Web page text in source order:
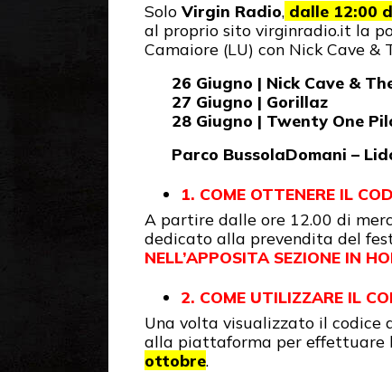
Solo Virgin Radio, dalle 12:00
al proprio sito virginradio.it la
Camaiore (LU) con Nick Cave &
26 Giugno | Nick Cave &
27 Giugno | Gorillaz
28 Giugno | Twenty One
Parco BussolaDomani –
1. COME OTTENERE IL
A partire dalle ore 12.00 di
dedicato alla prevendita del
NELL’APPOSITA SEZIONE IN
2. COME UTILIZZARE IL
Una volta visualizzato il codice
alla piattaforma per effettuare
ottobre.